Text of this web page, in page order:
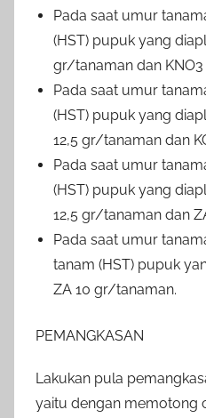
Pada saat umur
(HST) pupuk yang
gr/tanaman dan
Pada saat umur
(HST) pupuk yang
12,5 gr/tanaman dan
Pada saat umur
(HST) pupuk yang
12,5 gr/tanaman dan
Pada saat umur
tanam (HST) pupuk
ZA 10 gr/tanaman.
PEMANGKASAN
Lakukan pula
yaitu dengan memotong